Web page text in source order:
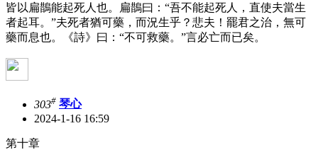
皆以扁鵲能起死人也。扁鵲曰：“吾不能起死人，直使夫當生
者起耳。”夫死者猶可藥，而況生乎？悲夫！罷君之治，無可
藥而息也。《詩》曰：“不可救藥。”言必亡而已矣。
303# 琴心
2024-1-16 16:59
第十章